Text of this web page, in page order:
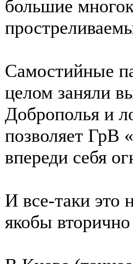
большие
Самостийные
целом заняли
Доброполья и
позволяет ГрВ
впереди себя
И все-таки это
якобы